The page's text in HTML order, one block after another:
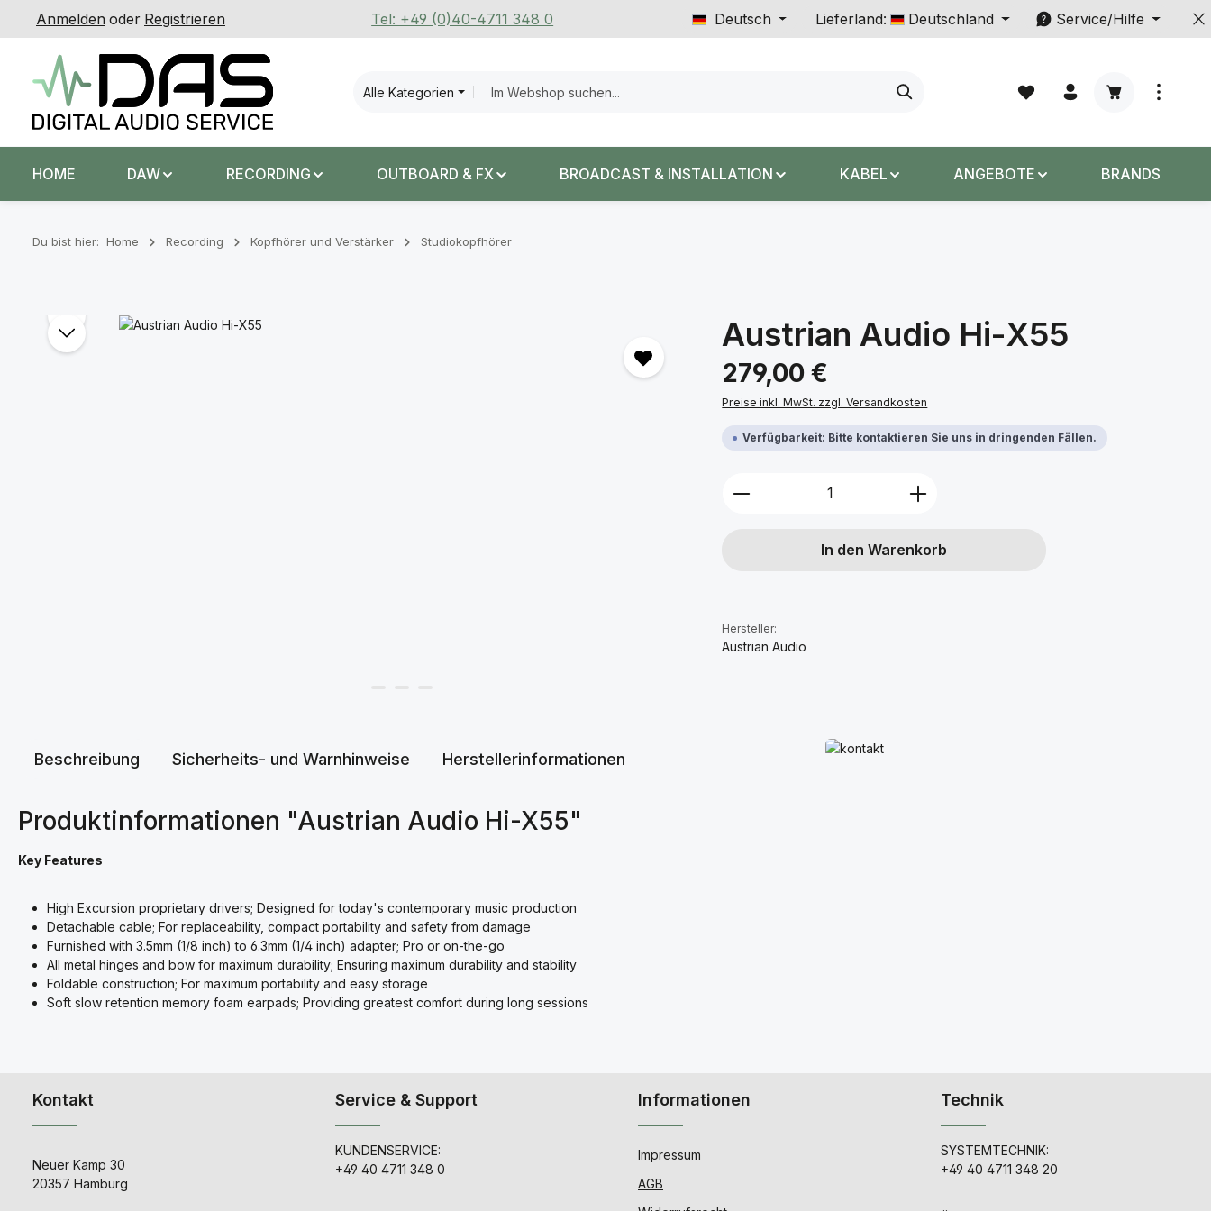
Hauptinhalt springen
Zur Suche springen
Zur Hauptnavigation springen
Anmelden oder Registrieren Tel: +49 (0)40-4711 348 0 Deutsch Lieferland: Deutschland Service/Hilfe
Alle Kategorien
Warenkorb
HOME DAW RECORDING OUTBOARD & FX BROADCAST & INSTALLATION KABEL ANGEBOTE BRANDS
Du bist hier: Home Recording Kopfhörer und Verstärker Studiokopfhörer
Bildergalerie überspringen Austrian Audio Hi-X55
Regulärer Preis:
279,00 €
Preise inkl. MwSt. zzgl. Versandkosten
Verfügbarkeit: Bitte kontaktieren Sie uns in dringenden Fällen.
Produkt Anzahl: Gib den gewünschten Wert
In den Warenkorb
Hersteller:
Austrian Audio
Beschreibung Sicherheits- und Warnhinweise Herstellerinformationen
Produktinformationen "Austrian Audio Hi-X55"
Key Features
High Excursion proprietary drivers; Designed for today's contemporary music production
Detachable cable; For replaceability, compact portability and safety from damage
Furnished with 3.5mm (1/8 inch) to 6.3mm (1/4 inch) adapter; Pro or on-the-go
All metal hinges and bow for maximum durability; Ensuring maximum durability and stability
Foldable construction; For maximum portability and easy storage
Soft slow retention memory foam earpads; Providing greatest comfort during long sessions
Mehr erfahren
Kontakt
Neuer Kamp 30
20357 Hamburg
Service & Support
KUNDENSERVICE:
+49 40 4711 348 0
Informationen
Impressum
AGB
Technik
SYSTEMTECHNIK:
+49 40 4711 348 20